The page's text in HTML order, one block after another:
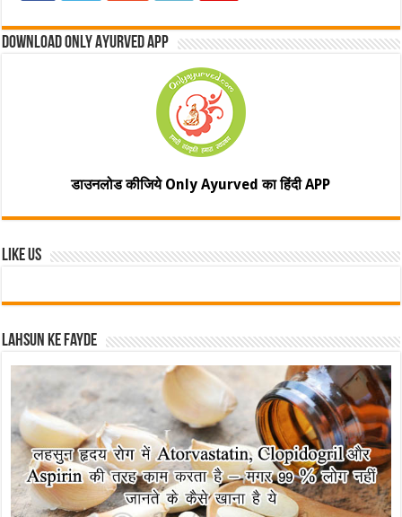
Download Only Ayurved App
डाउनलोड कीजिये Only Ayurved का हिंदी APP
Like Us
Lahsun ke fayde